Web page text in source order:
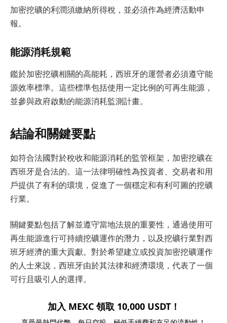
加密挖礦的利潤須繳納所得稅，並必須作為經濟活動申
報。
能源消耗規範
鑑於加密挖礦相關的高能耗，西班牙的運營者必須遵守能
源效率標準。這些標準包括使用一定比例的可再生能源，
並參與政府啟動的能源消耗監測計畫。
結論和關鍵要點
如符合法國對於稅收和能源消耗的監管框架，加密挖礦在
西班牙是合法的。這一法律明確性為投資者、交易者和用
戶提供了有利的環境，促進了一個穩定和有利可圖的挖礦
行業。
關鍵要點包括了解並遵守當地法規的重要性，通過使用可
再生能源進行可持續挖礦運作的潛力，以及挖礦行業對西
班牙經濟的重大貢獻。對於希望建立或投資加密挖礦運作
的人士來說，西班牙由於其法律和經濟環境，代表了一個
可行且吸引人的選擇。
加入 MEXC 領取 10,000 USDT！